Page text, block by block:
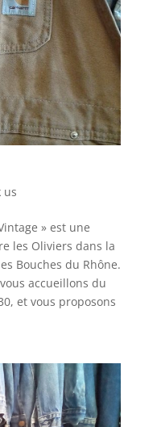
us
» est une
les Oliviers dans la
Bouches du Rhône.
accueillons du
et vous proposons